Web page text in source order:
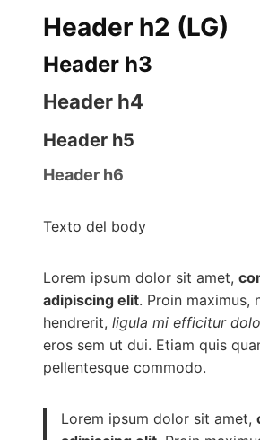
Header h2 (LG)
Header h3
Header h4
Header h5
Header h6
Texto del body
Lorem ipsum dolor sit amet,
adipiscing elit. Proin maximus,
hendrerit, ligula mi efficitur
eros sem ut dui. Etiam quis
pellentesque commodo.
Lorem ipsum dolor sit amet,